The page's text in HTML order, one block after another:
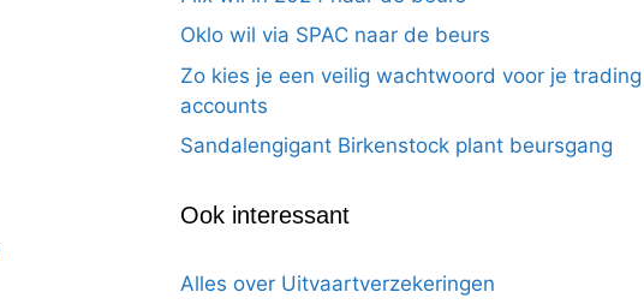
Oklo wil via SPAC naar de beurs
Zo kies je een veilig wachtwoord voor je trading
accounts
Sandalengigant Birkenstock plant beursgang
Ook interessant
Alles over Uitvaartverzekeringen